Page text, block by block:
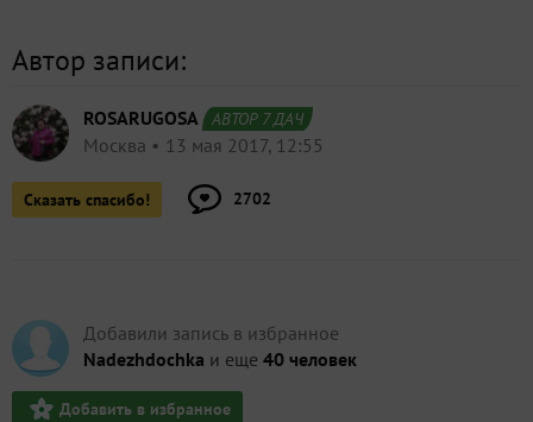
Автор записи:
ROSARUGOSA АВТОР 7 ДАЧ
Москва 13 мая 2017, 12:55
Сказать спасибо! 2702
Добавили запись в избранное
Nadezhdochka и еще 40 человек
Добавить в избранное